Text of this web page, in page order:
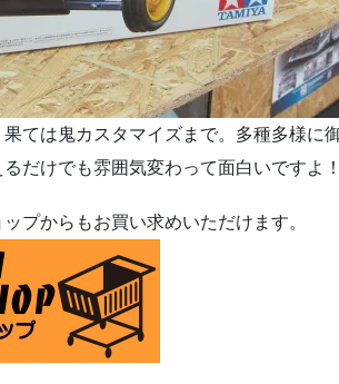
ては鬼カスタマイズまで。多種多様に
だけでも雰囲気変わって面白いですよ
プからもお買い求めいただけます。